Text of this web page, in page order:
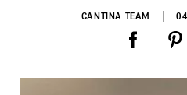
CANTINA TEAM